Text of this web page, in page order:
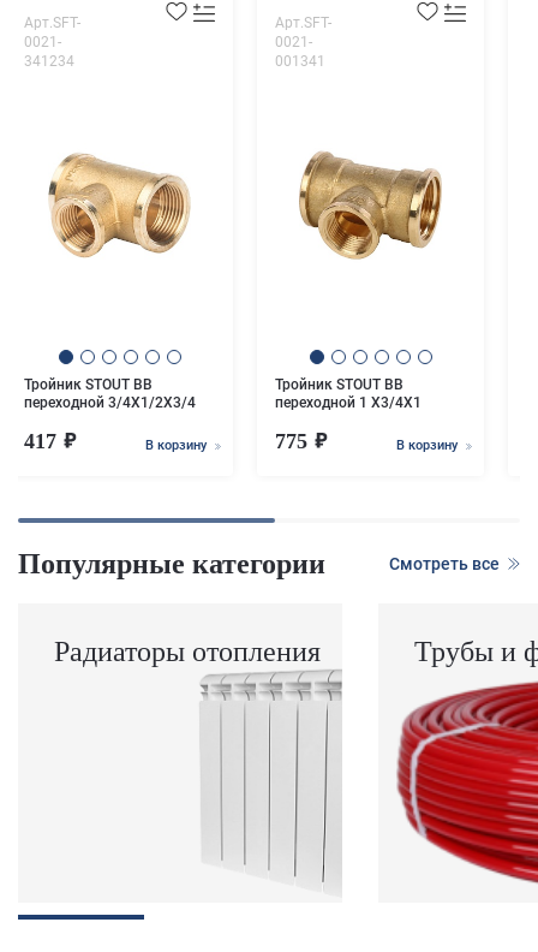
Арт.SFT-
0021-
341234
Тройник STOUT ВВ
переходной 3/4X1/2X3/4
417 В корзину
Арт.SFT-
0021-
001341
Тройник STOUT ВВ
переходной 1 X3/4X1
775 В корзину
Популярные категории Смотреть все
Радиаторы отопления Трубы и